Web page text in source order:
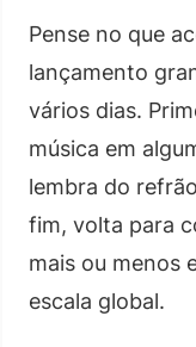
Pense no que
lançamento
vários dias.
música em
lembra do
fim, volta para
mais ou menos
escala global.